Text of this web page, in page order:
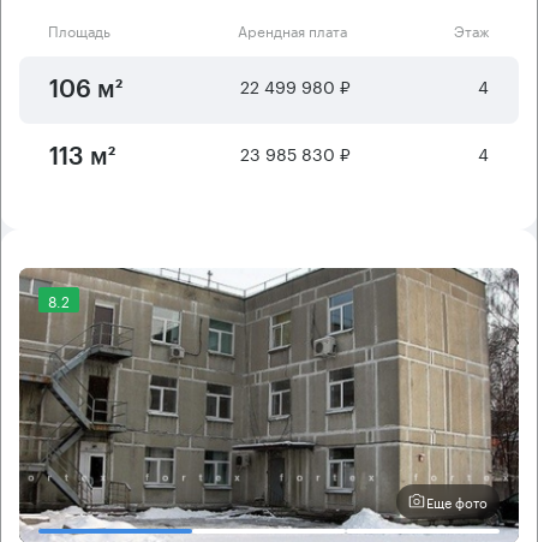
Площадь Арендная плата Этаж
106 м² 22 499 980 ₽ 4
113 м² 23 985 830 ₽ 4
8.2
Еще фото